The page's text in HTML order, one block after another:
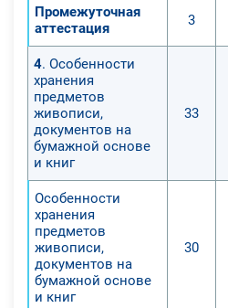
Промежуточная
аттестация
3
4. Особенности
хранения
предметов
живописи,
документов на
бумажной основе
и книг
33
Особенности
хранения
предметов
живописи,
документов на
бумажной основе
и книг
30